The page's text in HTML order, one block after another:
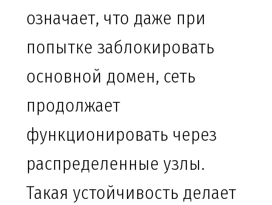
означает, что даже при
попытке заблокировать
основной домен, сеть
продолжает
функционировать через
распределенные узлы.
Такая устойчивость делает